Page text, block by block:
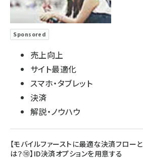
Sponsored
売上向上
サイト最適化
スマホ・タブレット
決済
解説・ノウハウ
【モバイルファーストに最適な決済フローと
は？⑩】ID決済オプションを用意する